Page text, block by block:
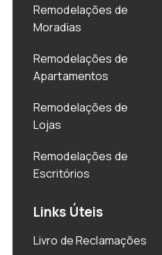
Remodelações de
Moradias
Remodelações de
Apartamentos
Remodelações de
Lojas
Remodelações de
Escritórios
Links Úteis
Livro de Reclamações